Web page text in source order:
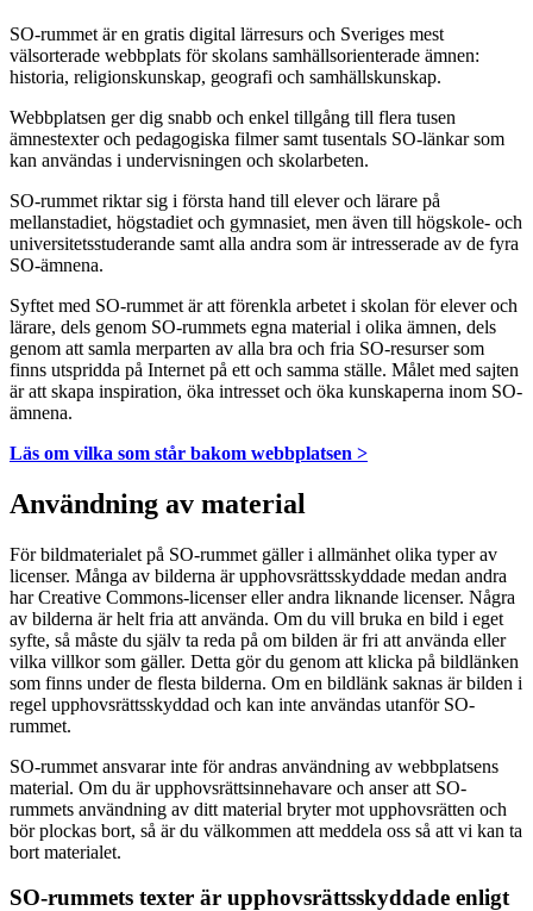
SO-rummet är en gratis digital lärresurs och Sveriges mest
välsorterade webbplats för skolans samhällsorienterade ämnen:
historia, religionskunskap, geografi och samhällskunskap.
Webbplatsen ger dig snabb och enkel tillgång till flera tusen
ämnestexter och pedagogiska filmer samt tusentals SO-länkar som
kan användas i undervisningen och skolarbeten.
SO-rummet riktar sig i första hand till elever och lärare på
mellanstadiet, högstadiet och gymnasiet, men även till högskole- och
universitetsstuderande samt alla andra som är intresserade av de fyra
SO-ämnena.
Syftet med SO-rummet är att förenkla arbetet i skolan för elever och
lärare, dels genom SO-rummets egna material i olika ämnen, dels
genom att samla merparten av alla bra och fria SO-resurser som
finns utspridda på Internet på ett och samma ställe. Målet med sajten
är att skapa inspiration, öka intresset och öka kunskaperna inom SO-
ämnena.
Läs om vilka som står bakom webbplatsen >
Användning av material
För bildmaterialet på SO-rummet gäller i allmänhet olika typer av
licenser. Många av bilderna är upphovsrättsskyddade medan andra
har Creative Commons-licenser eller andra liknande licenser. Några
av bilderna är helt fria att använda. Om du vill bruka en bild i eget
syfte, så måste du själv ta reda på om bilden är fri att använda eller
vilka villkor som gäller. Detta gör du genom att klicka på bildlänken
som finns under de flesta bilderna. Om en bildlänk saknas är bilden i
regel upphovsrättsskyddad och kan inte användas utanför SO-
rummet.
SO-rummet ansvarar inte för andras användning av webbplatsens
material. Om du är upphovsrättsinnehavare och anser att SO-
rummets användning av ditt material bryter mot upphovsrätten och
bör plockas bort, så är du välkommen att meddela oss så att vi kan ta
bort materialet.
SO-rummets texter är upphovsrättsskyddade enligt